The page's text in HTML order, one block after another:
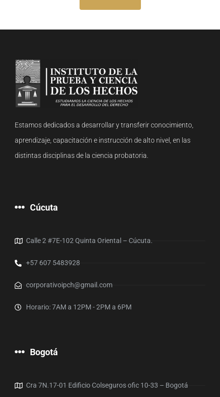
Estamos dedicados a desarrollar y transferir conocimiento,
aprendizaje, capacitación e instrucción de alto nivel, en las
distintas disciplinas de la ciencia probatoria.
Cúcuta
Calle 2 #7E-102 Quinta Oriental – Cúcuta.
+57 607 5483928
corporativoipch@gmail.com
Horario: 7AM a 12PM - 2PM a 6PM
Bogotá
Cra 7N.17-01 Edificio Colseguros ofic 10-33 – Bogotá